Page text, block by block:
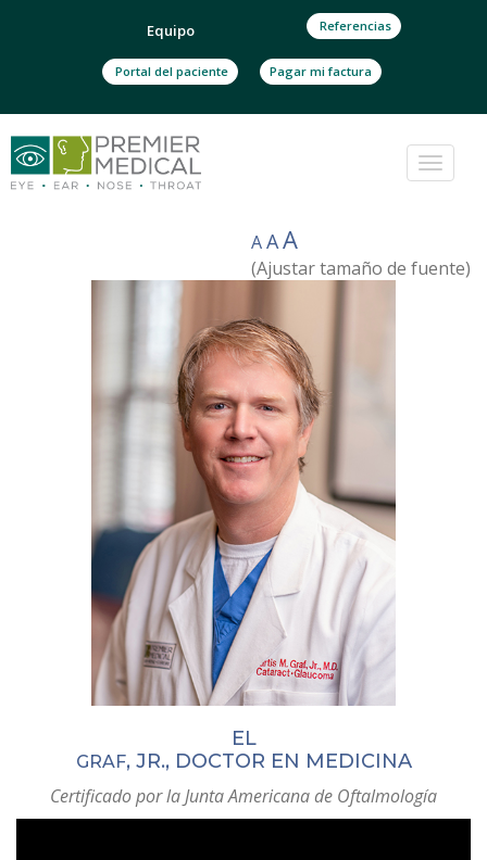
Equipo Referencias
Portal del paciente Pagar mi factura
AAA
(Ajustar tamaño de fuente)
EL
GRAF, JR., DOCTOR EN MEDICINA
Certificado por la Junta Americana de Oftalmología